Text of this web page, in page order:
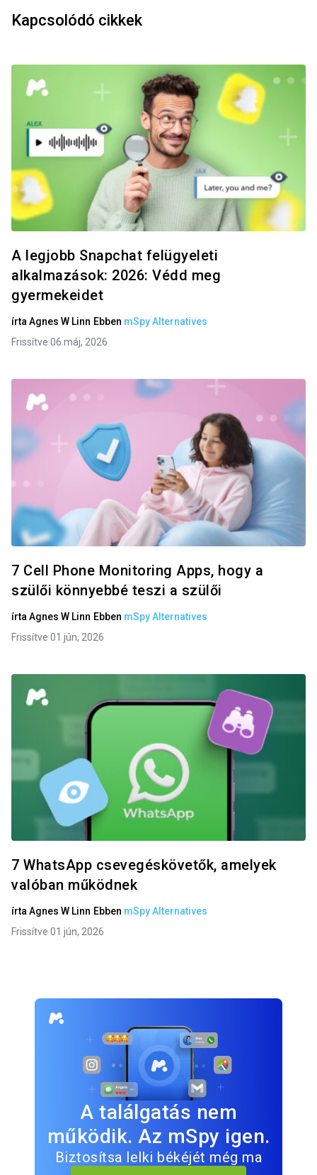
Kapcsolódó cikkek
A legjobb Snapchat felügyeleti
alkalmazások: 2026: Védd meg
gyermekeidet
írtaAgnes W Linn Ebben mSpy Alternatives
Frissítve 06 máj, 2026
7 Cell Phone Monitoring Apps, hogy a
szülői könnyebbé teszi a szülői
írta Agnes W Linn Ebben mSpy Alternatives
Frissítve 01 jún, 2026
7 WhatsApp csevegéskövetők, amelyek
valóban működnek
írtaAgnes W Linn Ebben mSpy Alternatives
Frissítve 01 jún, 2026
A találgatás nem
működik. Az mSpy igen.
Biztosítsa lelki békéjét még ma